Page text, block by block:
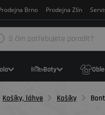
Brno Prodejna Zlín
Boty
Košíky, láhve Košíky